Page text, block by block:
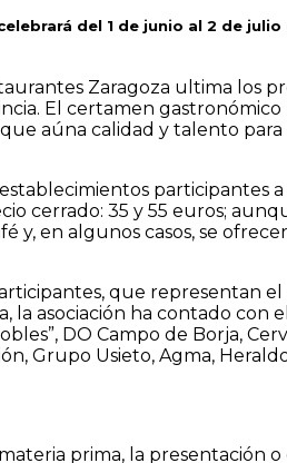
del 1 de junio al 2 de
Zaragoza ultima los
El certamen gastronómico
aúna calidad y talento
participantes
cerrado: 35 y 55 euros;
en algunos casos, se
que representan
la asociación ha contado con
DO Campo de Borja,
Grupo Usieto, Agma,
prima, la presentación